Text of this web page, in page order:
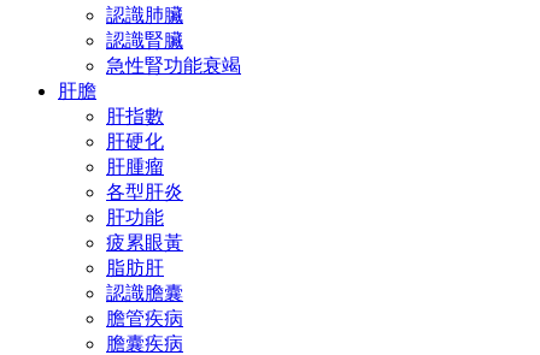
認識肺臟
認識腎臟
急性腎功能衰竭
肝膽
肝指數
肝硬化
肝腫瘤
各型肝炎
肝功能
疲累眼黃
脂肪肝
認識膽囊
膽管疾病
膽囊疾病